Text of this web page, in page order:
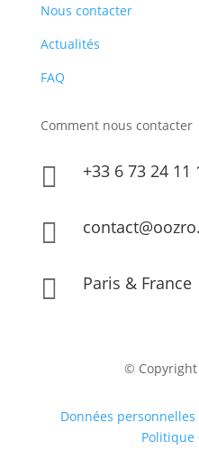
Nous contacter
Actualités
FAQ
Comment nous contacter
 +33 6 73 24 11

 Paris & France
© Copyright
Données personnelles
Politique